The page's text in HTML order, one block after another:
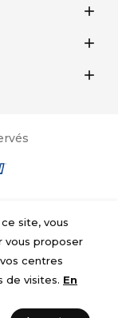



site, vous
vous proposer
centres
de visites. En